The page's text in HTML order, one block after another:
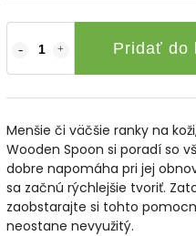
Pridať do
Menšie či väčšie ranky na
Wooden Spoon si poradí so
dobre napomáha pri jej
sa začnú rýchlejšie tvoriť.
zaobstarajte si tohto
neostane nevyužitý.